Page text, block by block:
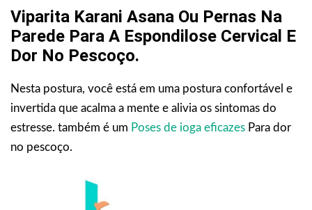
Viparita Karani Asana Ou Pernas Na
Parede Para A Espondilose Cervical E
Dor No Pescoço.
Nesta postura, você está em uma postura confortável e
invertida que acalma a mente e alivia os sintomas do
estresse. também é um Poses de ioga eficazes Para dor
no pescoço.